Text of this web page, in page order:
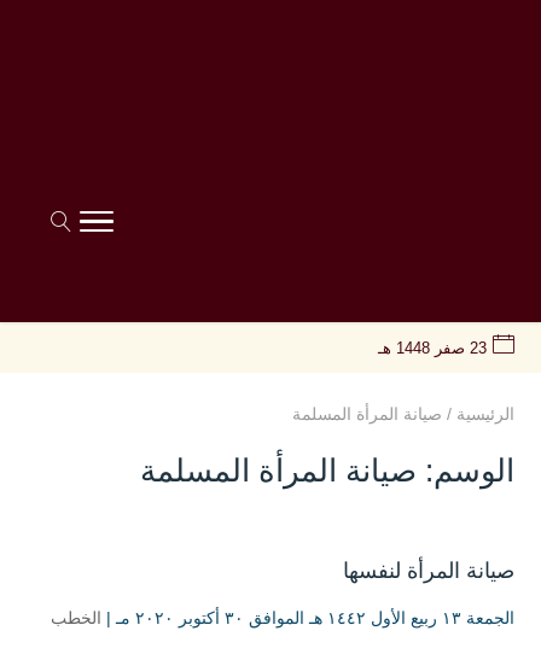
23 صفر 1448 هـ
الرئيسية / صيانة المرأة المسلمة
الوسم: صيانة المرأة المسلمة
صيانة المرأة لنفسها
الجمعة ۱۳ ربيع الأول ۱٤٤۲ هـ الموافق ۳۰ أكتوبر ۲۰۲۰ مـ | الخطب